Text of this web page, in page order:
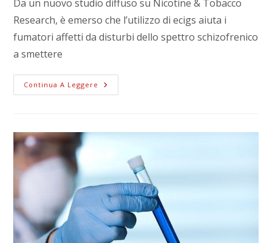
Da un nuovo studio diffuso su Nicotine & Tobacco
Research, è emerso che l’utilizzo di ecigs aiuta i
fumatori affetti da disturbi dello spettro schizofrenico
a smettere
Continua A Leggere